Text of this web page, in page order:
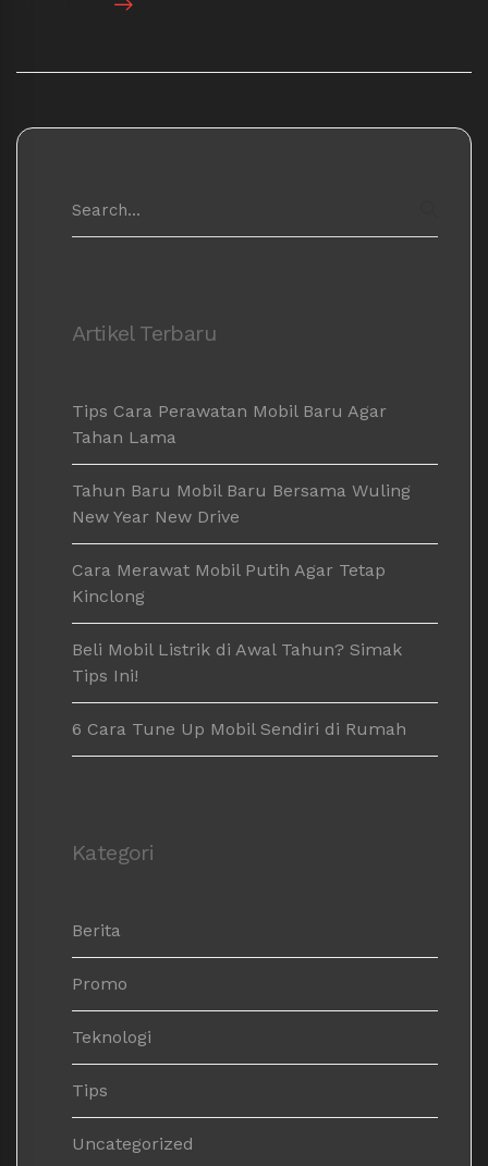
for:
Artikel Terbaru
Tips Cara Perawatan Mobil Baru Agar
Tahan Lama
Tahun Baru Mobil Baru Bersama Wuling
New Year New Drive
Cara Merawat Mobil Putih Agar Tetap
Kinclong
Beli Mobil Listrik di Awal Tahun? Simak
Tips Ini!
6 Cara Tune Up Mobil Sendiri di Rumah
Kategori
Berita
Promo
Teknologi
Tips
Uncategorized